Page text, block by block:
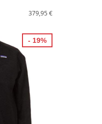
379,95 €
- 19%